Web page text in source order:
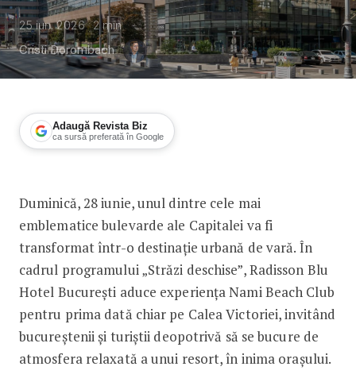
25 iun. 2026 2 min
Cristi Dorombach
Adaugă Revista Biz
ca sursă preferată în Google
Duminică, 28 iunie, unul dintre cele mai
emblematice bulevarde ale Capitalei va fi
transformat într-o destinație urbană de vară. În
cadrul programului „Străzi deschise”, Radisson Blu
Hotel București aduce experiența Nami Beach Club
pentru prima dată chiar pe Calea Victoriei, invitând
bucureștenii și turiștii deopotrivă să se bucure de
atmosfera relaxată a unui resort, în inima orașului.